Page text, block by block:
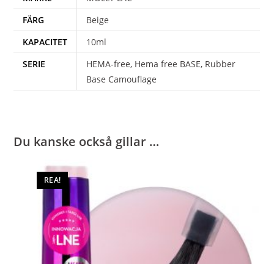
FÄRG
Beige
KAPACITET
10ml
SERIE
HEMA-free, Hema free BASE, Rubber
Base Camouflage
Du kanske också gillar …
REA!